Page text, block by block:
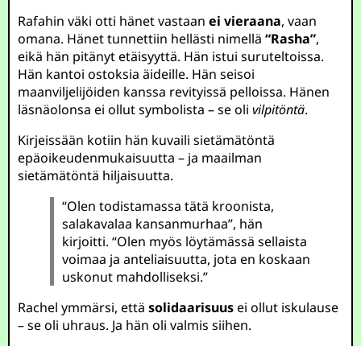
Rafahin väki otti hänet vastaanei vieraana, vaan
omana. Hänet tunnettiin hellästi nimellä“Rasha”,
eikä hän pitänyt etäisyyttä. Hän istui suruteltoissa.
Hän kantoi ostoksia äideille. Hän seisoi
maanviljelijöiden kanssa revityissä pelloissa. Hänen
läsnäolonsa ei ollut symbolista – se olivilpitöntä.
Kirjeissään kotiin hän kuvaili sietämätöntä
epäoikeudenmukaisuutta – ja maailman
sietämätöntä hiljaisuutta.
“Olen todistamassa tätä kroonista,
salakavalaa kansanmurhaa”, hän
kirjoitti. “Olen myös löytämässä sellaista
voimaa ja anteliaisuutta, jota en koskaan
uskonut mahdolliseksi.”
Rachel ymmärsi, ettäsolidaarisuusei ollut iskulause
– se oli uhraus. Ja hän oli valmis siihen.